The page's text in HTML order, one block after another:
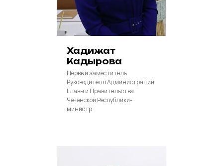
Хадижат
Кадырова
Первый заместитель
Руководителя Администрации
Главы и Правительства
Чеченской Республики-
министр